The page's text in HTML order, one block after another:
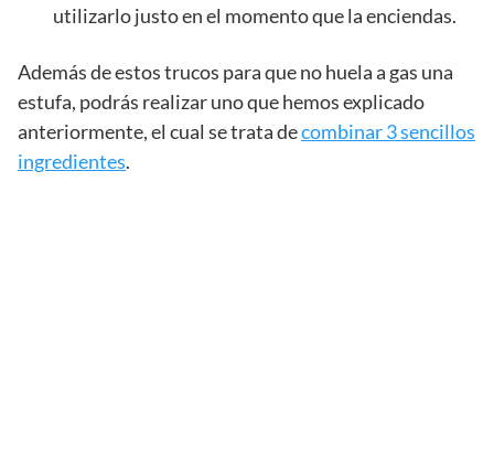
utilizarlo justo en el momento que la enciendas.
Además de estos trucos para que no huela a gas una
estufa, podrás realizar uno que hemos explicado
anteriormente, el cual se trata decombinar 3 sencillos
ingredientes.